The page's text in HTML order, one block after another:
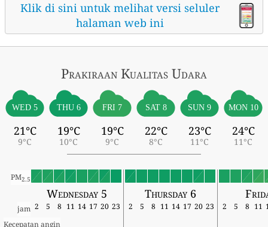
Klik di sini untuk melihat versi seluler
halaman web ini
Prakiraan Kualitas Udara
WED 5
21°C
9°C
THU 6
19°C
10°C
FRI 7
19°C
9°C
SAT 8
22°C
8°C
SUN 9
23°C
11°C
MON 10
24°C
11°C
PM2.5
Wednesday 5 Thursday 6
jam 2 5 8 11 14 17 20 23 2 5 8 11 14 17 20 23 2 5 8 11
Kecepatan angin